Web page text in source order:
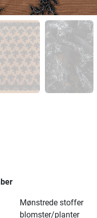
Mønstrede stoffer
blomster/planter